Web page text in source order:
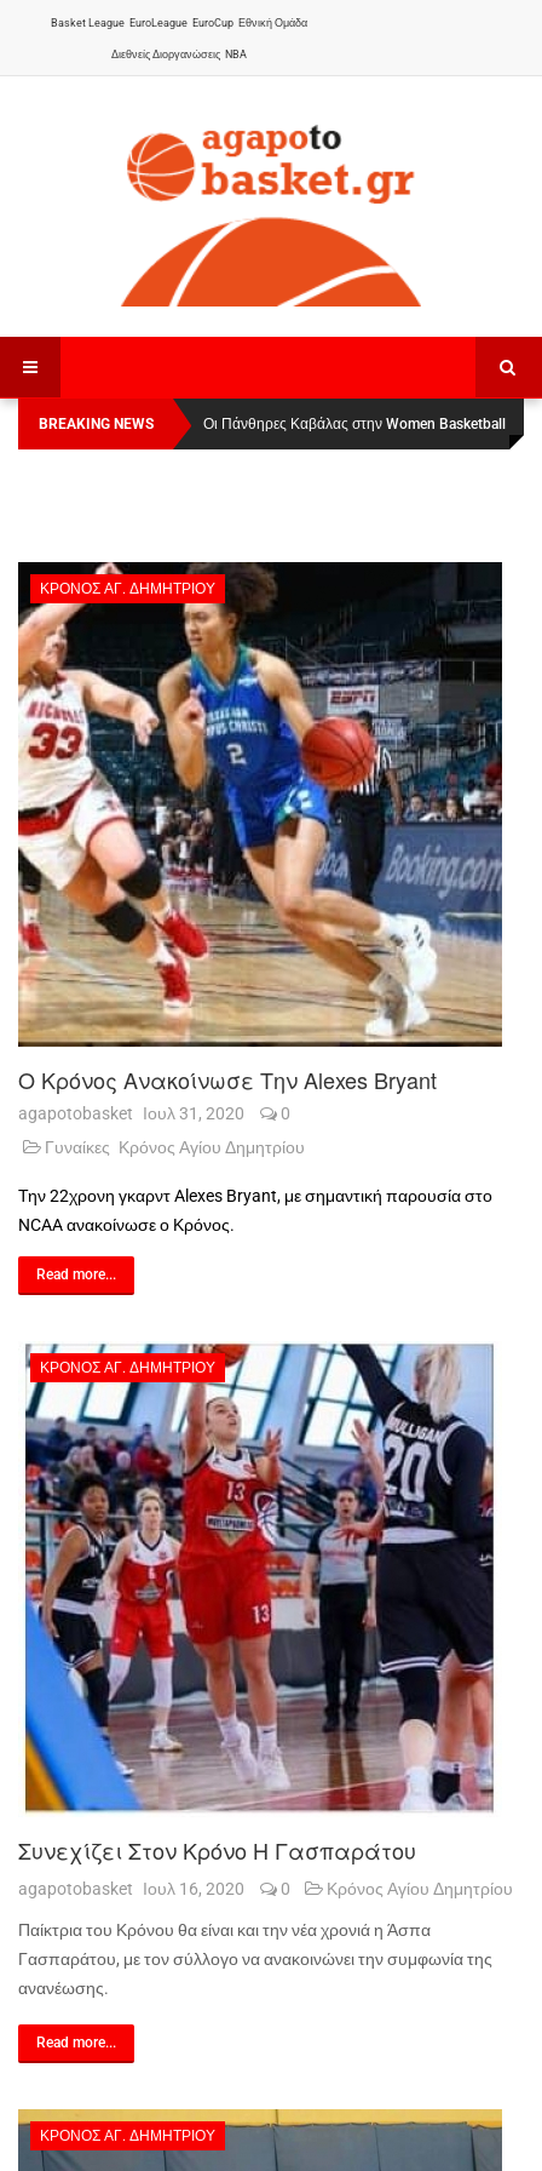
Basket League EuroLeague EuroCup Εθνική Ομάδα
Διεθνείς Διοργανώσεις NBA
BREAKING NEWS
Οι Πάνθηρες Καβάλας στην Women Basketball
League 1
Αναχώρησε για τα Γιάννενα η Εθνική Γυναικών
ΚΡΌΝΟΣ ΑΓ. ΔΗΜΗΤΡΊΟΥ
Ο Κρόνος Ανακοίνωσε Την Alexes Bryant
agapotobasket Ιουλ 31, 2020
0
Γυναίκες Κρόνος Αγίου Δημητρίου
Την 22χρονη γκαρντ Alexes Bryant, με σημαντική παρουσία στο
NCAAανακοίνωσε ο Κρόνος.
Read more...
ΚΡΌΝΟΣ ΑΓ. ΔΗΜΗΤΡΊΟΥ
Συνεχίζει Στον Κρόνο Η Γασπαράτου
agapotobasket Ιουλ 16, 2020 0 Κρόνος Αγίου Δημητρίου
Παίκτρια του Κρόνου θα είναι και την νέα χρονιά η Άσπα
Γασπαράτου, με τον σύλλογο να ανακοινώνει την συμφωνία της
ανανέωσης.
Read more...
ΚΡΌΝΟΣ ΑΓ. ΔΗΜΗΤΡΊΟΥ